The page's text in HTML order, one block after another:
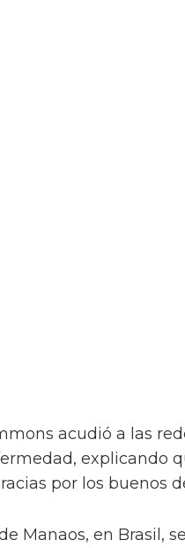
acudió a las
explicando
por los buenos
Manaos, en Brasil,